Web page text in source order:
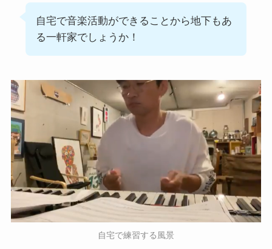
自宅で音楽活動ができることから地下もあ
る一軒家でしょうか！
自宅で練習する風景